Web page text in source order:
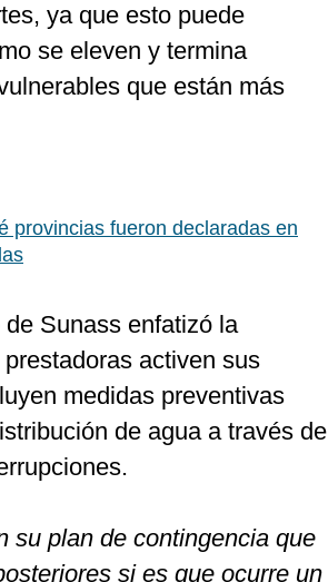
ya que esto puede
se eleven y termina
que están más
provincias fueron declaradas en
Sunass enfatizó la
activen sus
medidas preventivas
de agua a través de
su plan de contingencia que
si es que ocurre un